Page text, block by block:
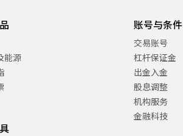
能源
账号与条件
交易账号
杠杆保证金
出金入金
股息调整
机构服务
金融科技